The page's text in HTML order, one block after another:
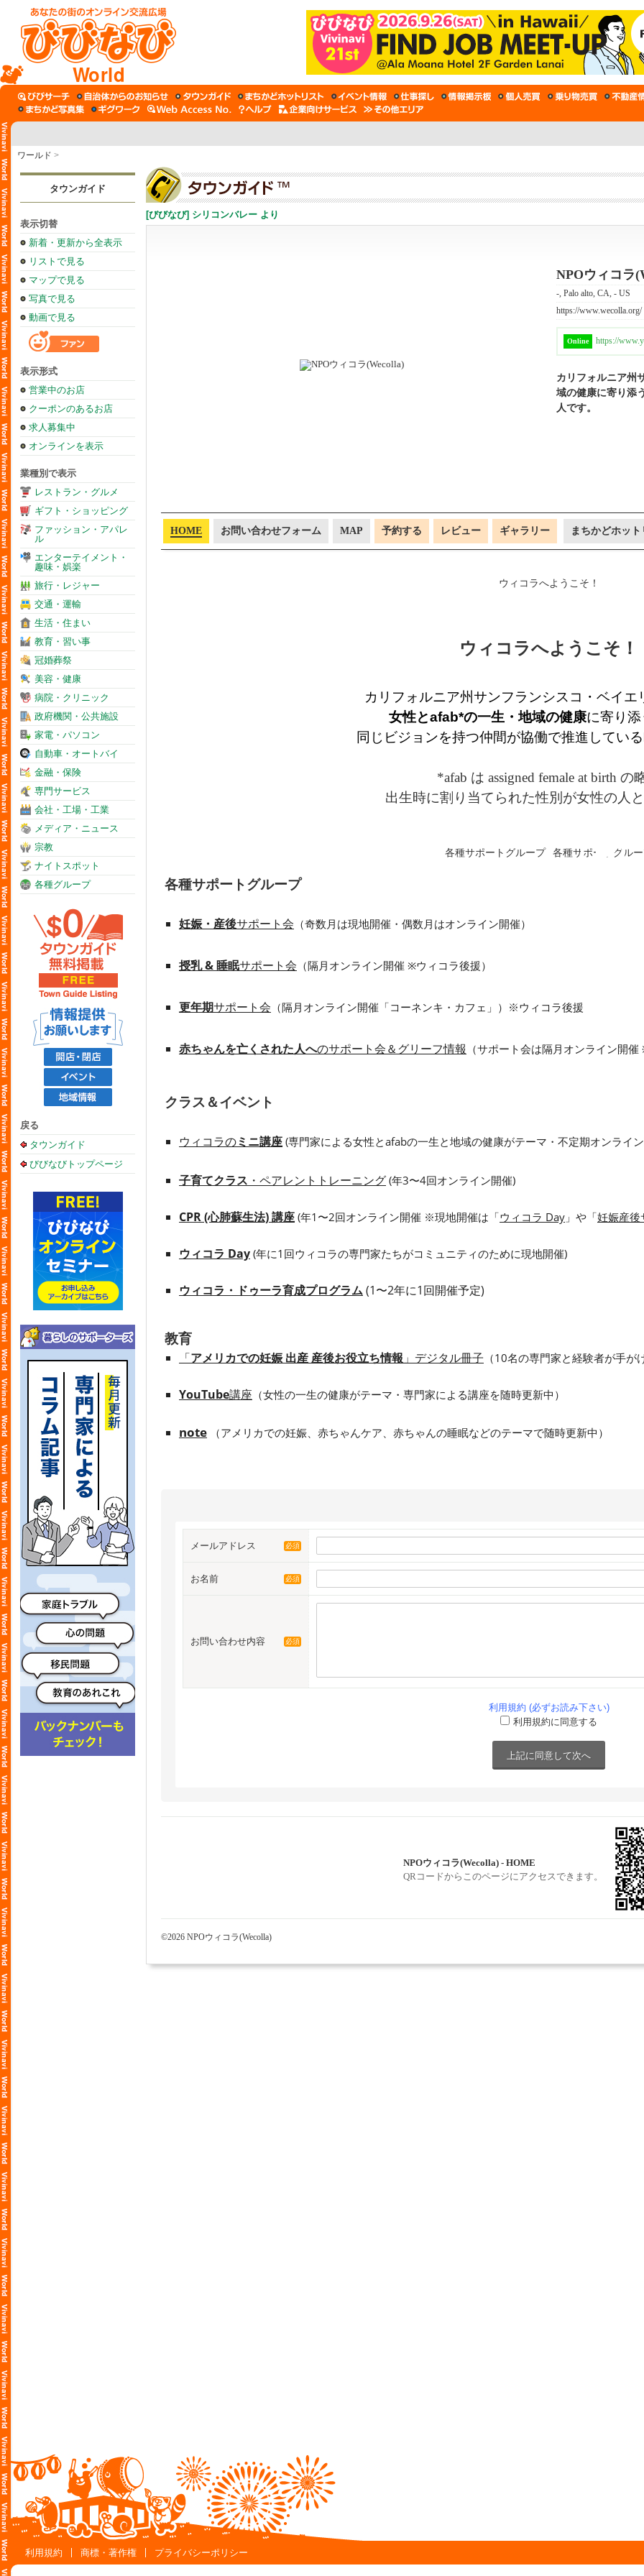
World
ワールド >
タウンガイド
表示切替
新着・更新から全表示
リストで見る
マップで見る
写真で見る
動画で見る
表示形式
営業中のお店
クーポンのあるお店
求人募集中
オンラインを表示
業種別で表示
レストラン・グルメ
ギフト・ショッピング
ファッション・アパレ
ル
エンターテイメント・
趣味・娯楽
旅行・レジャー
交通・運輸
生活・住まい
教育・習い事
冠婚葬祭
美容・健康
病院・クリニック
政府機関・公共施設
家電・パソコン
自動車・オートバイ
金融・保険
専門サービス
会社・工場・工業
メディア・ニュース
宗教
ナイトスポット
各種グループ
戻る
タウンガイド
びびなびトップページ
[びびなび] シリコンバレー より
NPOウィコラ
-, Palo alto, CA, - US
https://www.wecolla.org/
Online https://
カリフォルニア州
域の健康に寄り添
人です。
HOME お問い合わせフォーム MAP 予約する レビュー ギャラリー まちかどホット
ウィコラへようこそ！
カリフォルニア州サンフランシスコ・ベイエ
女性とafab*の一生・地域の健康に寄り添
同じビジョンを持つ仲間が協働で推進 してい
*afab は assigned female at birth の略
出生時に割り当てられた性別が女性の人と
各種サポートグループ
妊娠・産後サポート会 （奇数月は現地開催・偶数月はオンライン開催）
授乳 & 睡眠サポート会 （隔月オンライン開催 ※ウィコラ後援）
更年期サポート会 （隔月オンライン開催「コーネンキ・カフェ」）※ウィコラ後援
赤ちゃんを亡くされた人へのサポート会＆グリーフ情報 （サポート会は隔月オンライン開催
クラス＆イベント
ウィコラのミニ講座 (専門家による女性とafabの一生と地域の健康がテーマ・不定期オンライン
子育てクラス ・ペアレントトレーニング (年3〜4回オンライン開催)
CPR (心肺蘇生法) 講座 (年1〜2回オンライン開催 ※現地開催は「ウィコラ Day 」や「妊娠産後
ウィコラ Day (年に1回ウィコラの専門家たちがコミュニティのために現地開催)
ウィコラ・ドゥーラ育成プログラム(1〜2年に1回開催予定)
教育
「アメリカでの妊娠 出産 産後お役立ち情報 」デジタル冊子 （10名の専門家と経験者が手が
YouTube講座 （女性の一生の健康がテーマ・専門家による講座を随時更新中）
note （アメリカでの妊娠、赤ちゃんケア、赤ちゃんの睡眠などのテーマで随時更新中）
メールアドレス 必須
お名前 必須
お問い合わせ内容 必須
利用規約 (必ずお読み下さい)
利用規約に同意する
NPOウィコラ(Wecolla) - HOME
QRコードからこのページにアクセスできます。
©2026 NPOウィコラ(Wecolla)
利用規約
商標・著作権 プライバシーポリシー